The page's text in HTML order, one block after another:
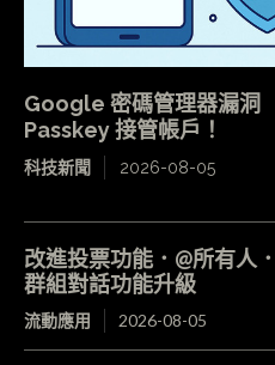
Google 密碼管理器漏洞
Passkey 接管帳戶！
科技新聞 2026-08-05
改進投票功能．@所有
群組對話功能升級
流動應用 2026-08-05